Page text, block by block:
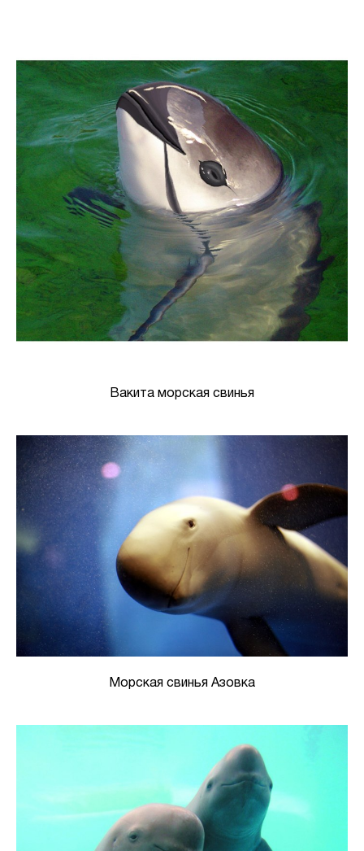
Вакита морская свинья
Морская свинья Азовка